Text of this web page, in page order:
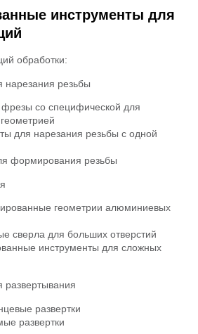
инструменты для
обработки:
нарезания резьбы
фрезы со специфической для
для нарезания резьбы с одной
формирования резьбы
геометрии алюминиевых
сверла для больших отверстий
инструменты для сложных
развертывания
развертки
развертки